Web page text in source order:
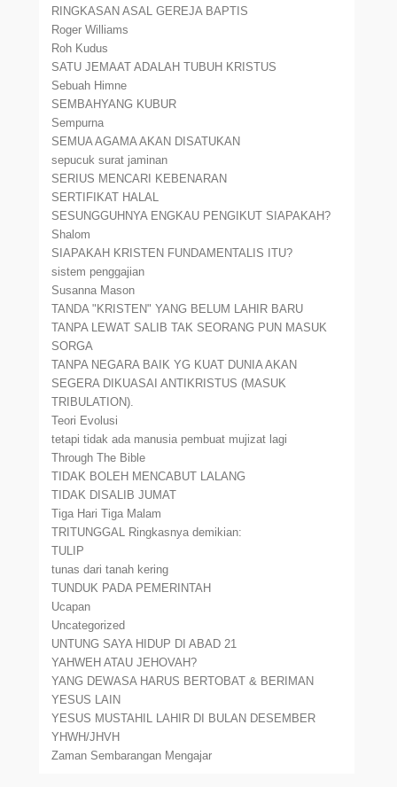
RINGKASAN ASAL GEREJA BAPTIS
Roger Williams
Roh Kudus
SATU JEMAAT ADALAH TUBUH KRISTUS
Sebuah Himne
SEMBAHYANG KUBUR
Sempurna
SEMUA AGAMA AKAN DISATUKAN
sepucuk surat jaminan
SERIUS MENCARI KEBENARAN
SERTIFIKAT HALAL
SESUNGGUHNYA ENGKAU PENGIKUT SIAPAKAH?
Shalom
SIAPAKAH KRISTEN FUNDAMENTALIS ITU?
sistem penggajian
Susanna Mason
TANDA "KRISTEN" YANG BELUM LAHIR BARU
TANPA LEWAT SALIB TAK SEORANG PUN MASUK
SORGA
TANPA NEGARA BAIK YG KUAT DUNIA AKAN
SEGERA DIKUASAI ANTIKRISTUS (MASUK
TRIBULATION).
Teori Evolusi
tetapi tidak ada manusia pembuat mujizat lagi
Through The Bible
TIDAK BOLEH MENCABUT LALANG
TIDAK DISALIB JUMAT
Tiga Hari Tiga Malam
TRITUNGGAL Ringkasnya demikian:
TULIP
tunas dari tanah kering
TUNDUK PADA PEMERINTAH
Ucapan
Uncategorized
UNTUNG SAYA HIDUP DI ABAD 21
YAHWEH ATAU JEHOVAH?
YANG DEWASA HARUS BERTOBAT & BERIMAN
YESUS LAIN
YESUS MUSTAHIL LAHIR DI BULAN DESEMBER
YHWH/JHVH
Zaman Sembarangan Mengajar